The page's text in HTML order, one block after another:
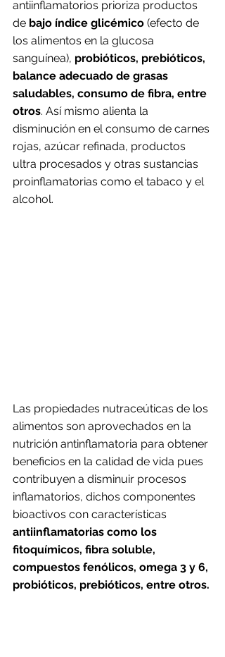
antiinflamatorios prioriza productos
de bajo índice glicémico (efecto de
los alimentos en la glucosa
sanguínea), probióticos, prebióticos,
balance adecuado de grasas
saludables, consumo de fibra, entre
otros. Así mismo alienta la
disminución en el consumo de carnes
rojas, azúcar refinada, productos
ultra procesados y otras sustancias
proinflamatorias como el tabaco y el
alcohol.
Las propiedades nutraceúticas de los
alimentos son aprovechados en la
nutrición antinflamatoria para obtener
beneficios en la calidad de vida pues
contribuyen a disminuir procesos
inflamatorios, dichos componentes
bioactivos con características
antiinflamatorias como los
fitoquímicos, fibra soluble,
compuestos fenólicos, omega 3 y 6,
probióticos, prebióticos, entre otros.